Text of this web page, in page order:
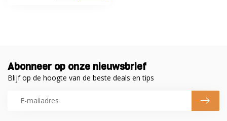
Abonneer op onze nieuwsbrief
Blijf op de hoogte van de beste deals en tips